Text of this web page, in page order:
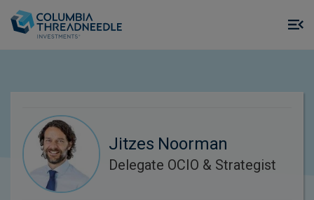
Jitzes Noorman
Delegate OCIO & Strategist